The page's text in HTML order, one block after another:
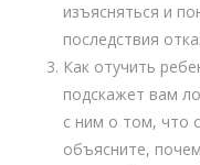
изъясняться и
последствия
Как отучить
подскажет вам
с ним о том, что
объясните,